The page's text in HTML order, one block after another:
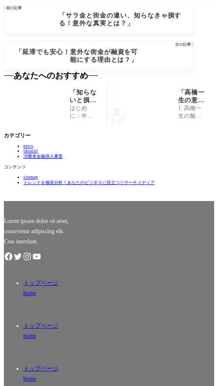
前の記事
「サラ金と街金の違い、知らなきゃ損す
る！意外な真実とは？」
次の記事
「延滞でも安心！意外な街金が融資を可
能にする理由とは？」
カテゴリー
news
okiniiri
消費者金融借入審査
コンテンツ
sitemap
トレンドを徹底分析！あなたのビジネスに役立つリサーチメディア
あなたへのおすすめ
「知らな
いと損！
中古車選
びで絶対
はじめ
に：中古
新しいラ
イルの扉
「高橋一
生の意外
な素顔！
知られざ
1. 高橋一
生の魅
で視聴者

Lorem ipsum dolor sit amet,
consectetur adipiscing elit.
Cras interdum.
トップページ
home
トップページ
home
トップページ
home